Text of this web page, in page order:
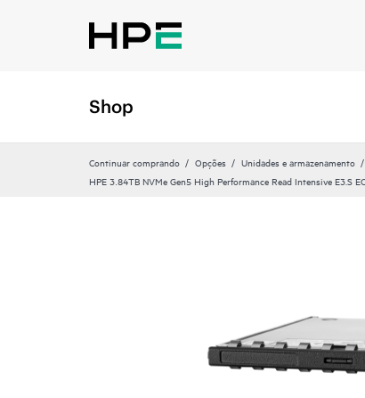
Shop
Continuar comprando Opções Unidades e armazenamento
HPE 3.84TB NVMe Gen5 High Performance Read Intensive E3.S